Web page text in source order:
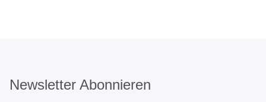
Newsletter Abonnieren